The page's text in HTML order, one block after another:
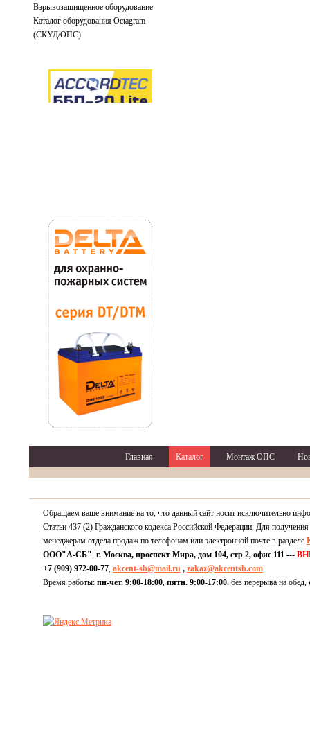
Взрывозащищенное оборудование
Каталог оборудования Octagram
(СКУД/ОПС)
Главная Каталог Монтаж ОПС
Обращаем ваше внимание на то, что данный сайт носит исключительно
Статьи 437 (2) Гражданского кодекса Российской Федерации. Для
менеджерам отдела продаж по телефонам или электронной почте в разделе
ООО"А-СБ", г. Москва, проспект Мира, дом 104, стр 2, офис 111 ---
+7 (909) 972-00-77, akcent-sb@mail.ru , zakaz@akcentsb.com
Время работы: пн-чет. 9:00-18:00, пятн. 9:00-17:00, без перерыва на обед,